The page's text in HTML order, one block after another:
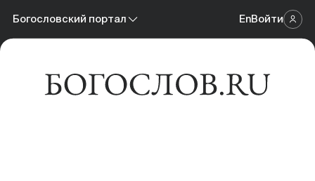
Богословский портал
Богословский портал
EnВойти
Новости